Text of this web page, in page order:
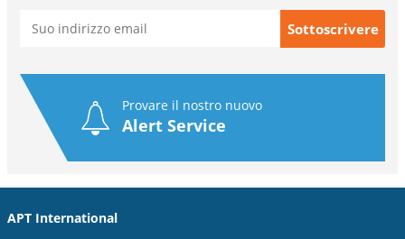
Provare il nostro nuovo
Alert Service
APT International